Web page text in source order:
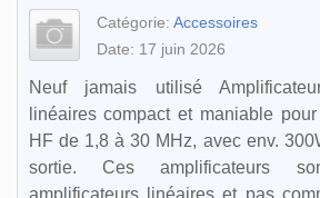
Catégorie: Accessoires
Date: 17 juin 2026
Neuf jamais utilisé
linéaires compact et maniable
HF de 1,8 à 30 MHz, avec env.
sortie. Ces amplificateurs
amplificateurs linéaires et pas